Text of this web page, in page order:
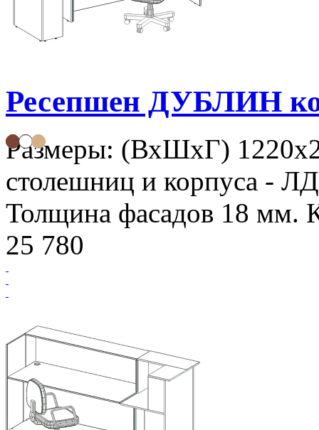
Ресепшен ДУБЛИН
Размеры: (ВхШхГ)
столешниц и корпуса -
Толщина фасадов 18 мм.
25 780